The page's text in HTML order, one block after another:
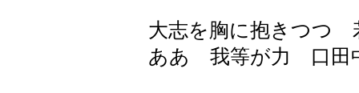
大志を胸に抱きつつ
ああ 我等が力 口田